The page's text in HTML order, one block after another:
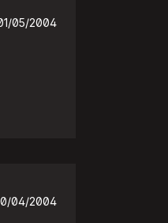
05/2004
04/2004